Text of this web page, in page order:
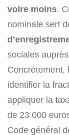
voire moins.
nominale sert
sociales
Concrètement,
identifier la
appliquer la
de 23 000
Code général